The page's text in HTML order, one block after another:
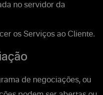
no servidor da
os Serviços ao Cliente.
de negociações, ou